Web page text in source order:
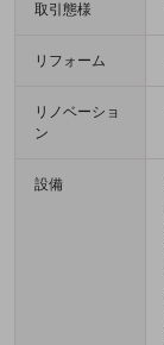
取引態様
リフォーム
リノベーショ
ン
設備